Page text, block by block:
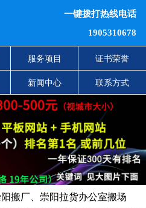
一键拨打热线电话
1905310678
服务项目 证书荣誉
新闻中心 联系方式
搬厂、崇阳拉货办公室搬场